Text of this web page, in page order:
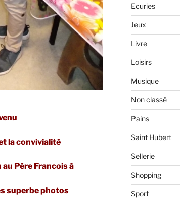
la convivialité
Père Francois à
superbe photos
Ecuries
Jeux
Livre
Loisirs
Musique
Non classé
Pains
Saint Hubert
Sellerie
Shopping
Sport